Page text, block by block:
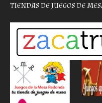
TIENDAS DE JUEGOS DE